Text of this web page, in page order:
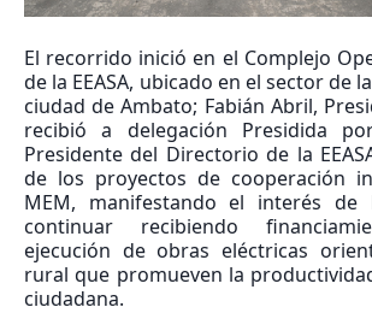
El recorrido inició en el Complejo
de la EEASA, ubicado en el sector de
ciudad de Ambato; Fabián Abril,
recibió a delegación Presidida
Presidente del Directorio de la
de los proyectos de cooperación
MEM, manifestando el interés de
continuar recibiendo
ejecución de obras eléctricas
rural que promueven la
ciudadana.